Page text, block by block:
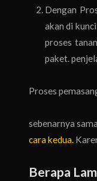
Dengan
akan di
proses
paket.
Proses
sebenarnya
cara kedua.
Berapa